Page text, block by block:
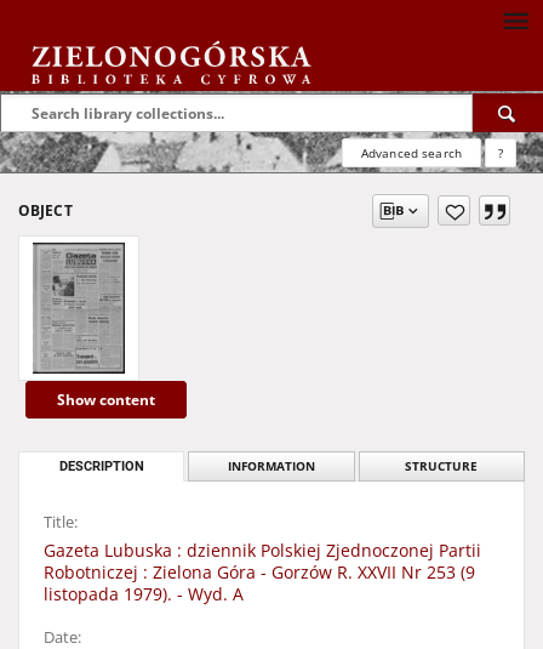
Advanced search ?
OBJECT
Show content
DESCRIPTION INFORMATION STRUCTURE
Title:
Gazeta Lubuska : dziennik Polskiej Zjednoczonej Partii
Robotniczej : Zielona Góra - Gorzów R. XXVII Nr 253 (9
listopada 1979). - Wyd. A
Date: